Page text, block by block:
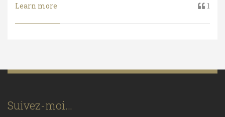
Learn more 1
Suivez-moi…